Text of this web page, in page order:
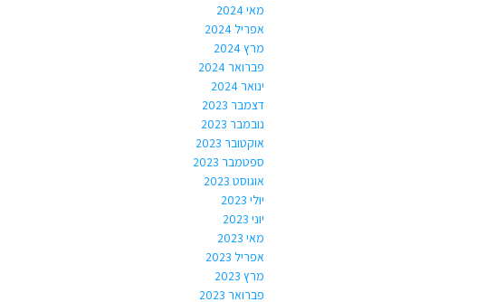
מאי 2024
אפריל 2024
מרץ 2024
פברואר 2024
ינואר 2024
דצמבר 2023
נובמבר 2023
אוקטובר 2023
ספטמבר 2023
אוגוסט 2023
יולי 2023
יוני 2023
מאי 2023
אפריל 2023
מרץ 2023
פברואר 2023